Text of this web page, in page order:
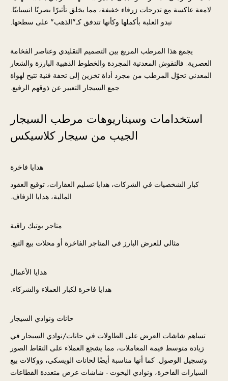
لامعة عاكسة مع تدرجات زرقاء خفيفة، مما يخلق تأثيرًا بصريًا انسيابيًا.
تبدو العلبة بأكملها وكأنها تتدفق كـ"الذهب" على سطحها.
يجمع هذا المرطب المربع بين التصميم التقليدي وعناصر الفخامة
العصرية. فالنقوش المعدنية المجردة والخطوط الذهبية البارزة والشعار
المعدني تحوّل المرطب من مجرد أداة تخزين إلى تحفة فنية تتيح لهواة
جمع السيجار التعبير عن ذوقهم الرفيع.
استخدامات وسيناريوهات مرطب السيجار
الجيب من سيجار كلاسيكس
هدايا فاخرة
كبار الشخصيات في الشركات، هدايا تسليم العقارات، توقيع العقود
المالية، هدايا الزفاف.
متاجر بوتيك راقية
مثالي للعرض البارز في المتاجر الفاخرة أو محلات بيع التبغ.
هدايا الأعمال
هدايا فاخرة لكبار العملاء والشركاء.
حانات ونوادي السيجار
تساهم شاشات العرض على الطاولات في حانات/نوادي السيجار في
زيادة متوسط ​​قيمة المعاملات، مما يشجع العملاء على التقاط الصور
وتسجيل الوصول. كما أنها مناسبة أيضًا لحانات الويسكي، ووكالات بيع
السيارات الفاخرة، ونوادي اليخوت - شاشات عرض متعددة القطاعات